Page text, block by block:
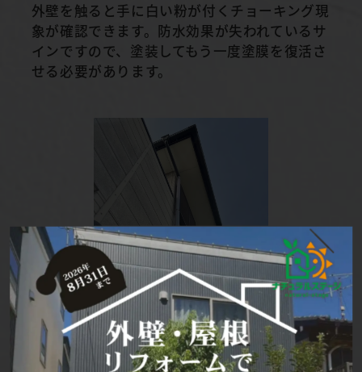
外壁を触ると手に白い粉が付くチョーキング現
象が確認できます。防水効果が失われているサ
インですので、塗装してもう一度塗膜を復活さ
せる必要があります。